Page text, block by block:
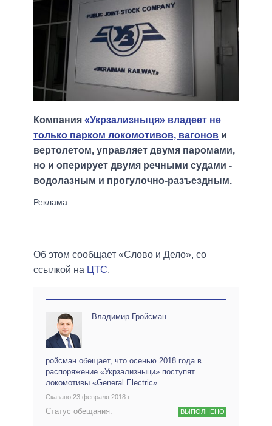
Компания «Укрзализныця» владеет не
только парком локомотивов, вагонов и
вертолетом, управляет двумя паромами,
но и оперирует двумя речными судами -
водолазным и прогулочно-разъездным.
Об этом сообщает «Слово и Дело», со
ссылкой на ЦТС.
Владимир Гройсман
ройсман обещает, что осенью 2018 года в
распоряжение «Укрзализныци» поступят
локомотивы «General Electric»
Сказано 23 февраля 2018 г.
Статус обещания: ВЫПОЛНЕНО